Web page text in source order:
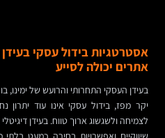
אסטרטגיות בידול עסקי בעידן
אתרים יכולה לסייע
בעידן העסקי התחרותי והרועש של
יקר מפז, בידול עסקי אינו עוד
לצמיחה ולשגשוג ארוך טווח. בעידן